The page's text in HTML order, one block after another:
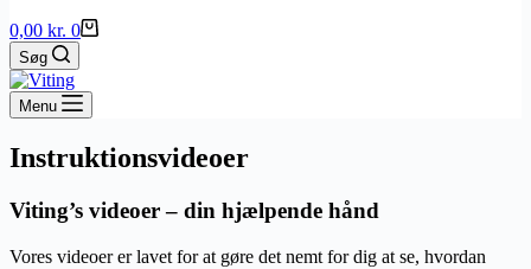
Indkøbskurv
0,00 kr. 0
Søg
Menu
Instruktionsvideoer
Viting’s videoer – din hjælpende hånd
Vores videoer er lavet for at gøre det nemt for dig at se, hvordan